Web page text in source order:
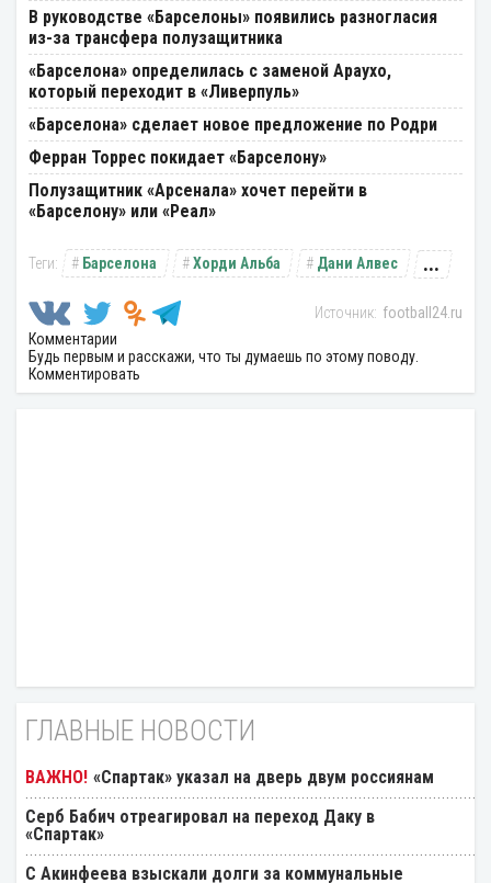
В руководстве «Барселоны» появились разногласия
из-за трансфера полузащитника
«Барселона» определилась с заменой Араухо,
который переходит в «Ливерпуль»
«Барселона» сделает новое предложение по Родри
Ферран Торрес покидает «Барселону»
Полузащитник «Арсенала» хочет перейти в
«Барселону» или «Реал»
Барселона Хорди Альба Дани Алвес ...
football24.ru
Комментарии
Будь первым и расскажи, что ты думаешь по этому поводу.
Комментировать
ГЛАВНЫЕ НОВОСТИ
«Спартак» указал на дверь двум россиянам
Серб Бабич отреагировал на переход Даку в
«Спартак»
С Акинфеева взыскали долги за коммунальные